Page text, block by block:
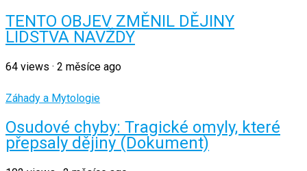
TENTO OBJEV ZMĚNIL DĚJINY
LIDSTVA NAVŽDY
64 views · 2 měsíce ago
Záhady a Mytologie
Osudové chyby: Tragické omyly, které
přepsaly dějiny (Dokument)